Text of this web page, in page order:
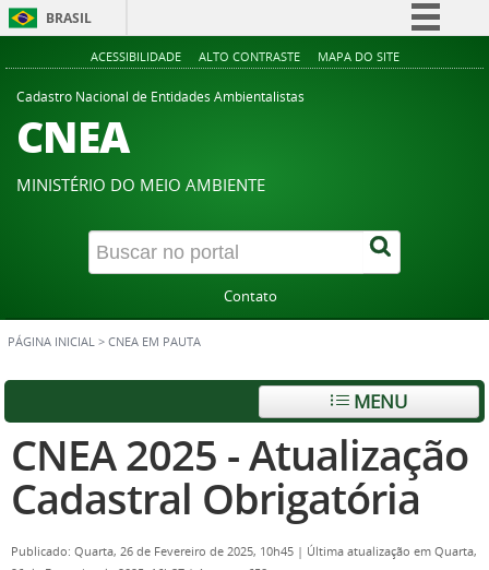
BRASIL
Simplifique!
Canais
ACESSIBILIDADE ALTO CONTRASTE MAPA DO SITE
Cadastro Nacional de Entidades Ambientalistas
CNEA
MINISTÉRIO DO MEIO AMBIENTE
Contato
PÁGINA INICIAL > CNEA EM PAUTA
MENU
CNEA 2025 - Atualização
Cadastral Obrigatória
Publicado: Quarta, 26 de Fevereiro de 2025, 10h45 | Última atualização em Quarta,